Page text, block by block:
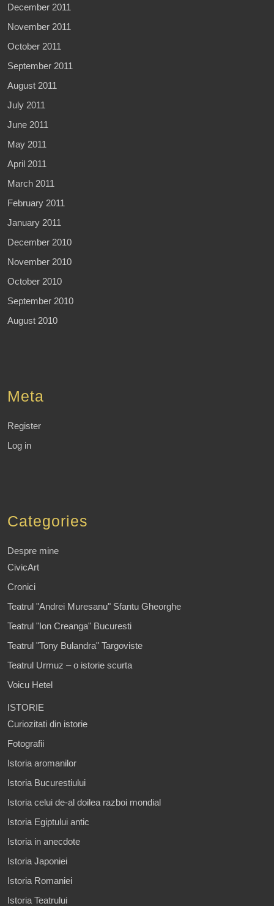
December 2011
November 2011
October 2011
September 2011
August 2011
July 2011
June 2011
May 2011
April 2011
March 2011
February 2011
January 2011
December 2010
November 2010
October 2010
September 2010
August 2010
Meta
Register
Log in
Categories
Despre mine
CivicArt
Cronici
Teatrul "Andrei Muresanu" Sfantu Gheorghe
Teatrul "Ion Creanga" Bucuresti
Teatrul "Tony Bulandra" Targoviste
Teatrul Urmuz – o istorie scurta
Voicu Hetel
ISTORIE
Curiozitati din istorie
Fotografii
Istoria aromanilor
Istoria Bucurestiului
Istoria celui de-al doilea razboi mondial
Istoria Egiptului antic
Istoria in anecdote
Istoria Japoniei
Istoria Romaniei
Istoria Teatrului